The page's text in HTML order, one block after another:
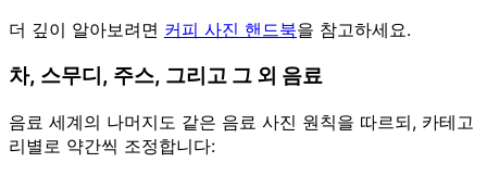
더 깊이 알아보려면 커피 사진 핸드북을 참고하세요.
차, 스무디, 주스, 그리고 그 외 음료
음료 세계의 나머지도 같은 음료 사진 원칙을 따르되, 카테고
리별로 약간씩 조정합니다: